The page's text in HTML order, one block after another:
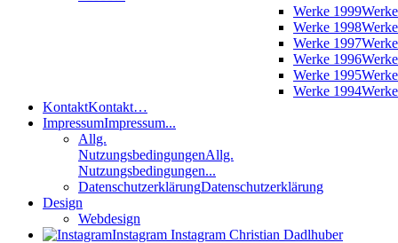
Werke 1999
Werke 1998
Werke 1997
Werke 1996
Werke 1995
Werke 1994
KontaktKontakt…
ImpressumImpressum...
Allg.
NutzungsbedingungenAllg.
Nutzungsbedingungen...
DatenschutzerklärungDatenschutzerklärung
Design
Webdesign
Instagram Instagram Christian Dadlhuber